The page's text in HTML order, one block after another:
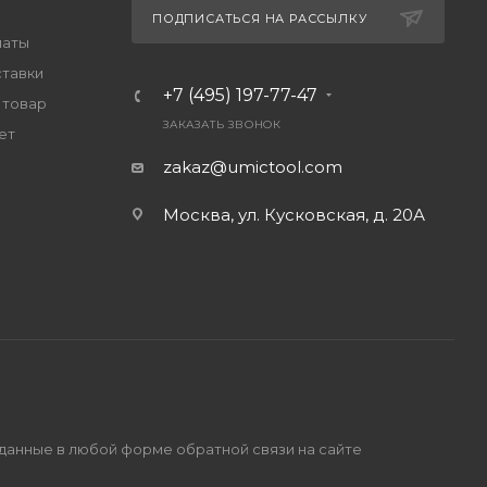
ПОДПИСАТЬСЯ НА РАССЫЛКУ
+7 (495) 197-77-47
ЗАКАЗАТЬ ЗВОНОК
zakaz@umictool.com
Москва, ул. Кусковская, д. 20А
в любой форме обратной связи на сайте